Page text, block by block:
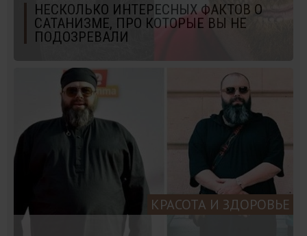
НЕСКОЛЬКО ИНТЕРЕСНЫХ ФАКТОВ О
САТАНИЗМЕ, ПРО КОТОРЫЕ ВЫ НЕ
ПОДОЗРЕВАЛИ
КРАСОТА И ЗДОРОВЬЕ